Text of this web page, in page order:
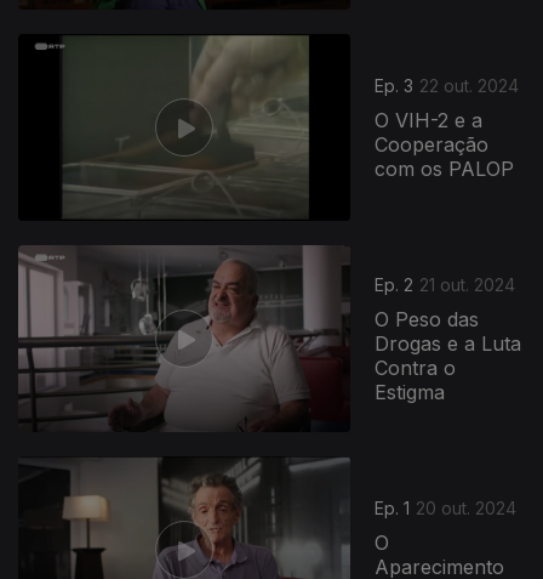
Ep. 3 22 out. 2024
O VIH-2 e a
Cooperação
com os PALOP
Ep. 2 21 out. 2024
O Peso das
Drogas e a Luta
Contra o
Estigma
Ep. 1 20 out. 2024
O
Aparecimento